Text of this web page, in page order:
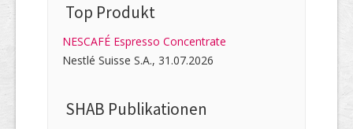
Top Produkt
NESCAFÉ Espresso Concentrate
Nestlé Suisse S.A., 31.07.2026
SHAB Publi­kati­onen